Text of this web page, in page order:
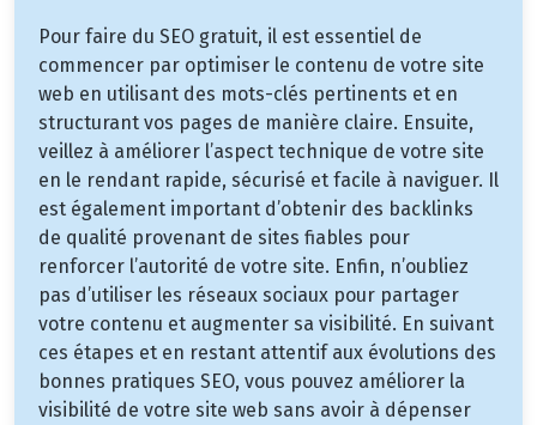
Pour faire du SEO gratuit, il est essentiel de
commencer par optimiser le contenu de votre site
web en utilisant des mots-clés pertinents et en
structurant vos pages de manière claire. Ensuite,
veillez à améliorer l’aspect technique de votre site
en le rendant rapide, sécurisé et facile à naviguer. Il
est également important d’obtenir des backlinks
de qualité provenant de sites fiables pour
renforcer l’autorité de votre site. Enfin, n’oubliez
pas d’utiliser les réseaux sociaux pour partager
votre contenu et augmenter sa visibilité. En suivant
ces étapes et en restant attentif aux évolutions des
bonnes pratiques SEO, vous pouvez améliorer la
visibilité de votre site web sans avoir à dépenser